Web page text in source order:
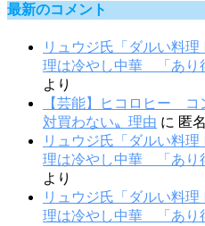
最新のコメント
リュウジ氏「ダルい料
理は冷やし中華 「あり
より
【芸能】ヒコロヒー コ
対買わない〟理由 に 匿名
リュウジ氏「ダルい料
理は冷やし中華 「あり
より
リュウジ氏「ダルい料
理は冷やし中華 「あり